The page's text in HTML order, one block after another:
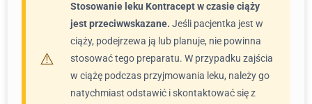
Stosowanie leku Kontracept w czasie ciąży
jest przeciwwskazane. Jeśli pacjentka jest w
ciąży, podejrzewa ją lub planuje, nie powinna
stosować tego preparatu. W przypadku zajścia
w ciążę podczas przyjmowania leku, należy go
natychmiast odstawić i skontaktować się z